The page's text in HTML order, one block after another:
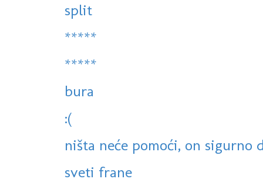
split
*****
*****
bura
:(
ništa neće pomoći, on sigurno
sveti frane